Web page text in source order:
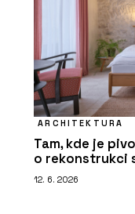
ARCHITEKTURA
Tam, kde je
o rekonstrukci
12. 6. 2026